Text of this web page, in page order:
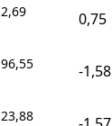
2,69 0,75
96,55 -1,58
23,88